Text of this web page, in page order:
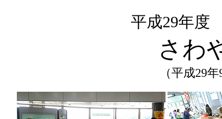
平成29年度
さわ
（平成29